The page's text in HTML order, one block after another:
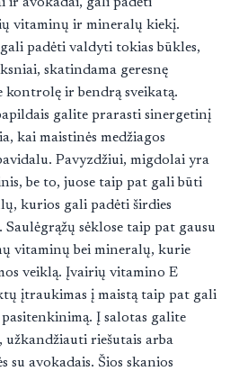
vitaminų ir mineralų kiekį.
padėti valdyti tokias būkles,
skatindama geresnę
ir bendrą sveikatą.
galite prarasti sinergetinį
kai maistinės medžiagos
Pavyzdžiui, migdolai yra
be to, juose taip pat gali būti
kurios gali padėti širdies
sėklose taip pat gausu
vitaminų bei mineralų, kurie
veiklą. Įvairių vitamino E
įtraukimas į maistą taip pat gali
Į salotas galite
riešutais arba
su avokadais. Šios skanios